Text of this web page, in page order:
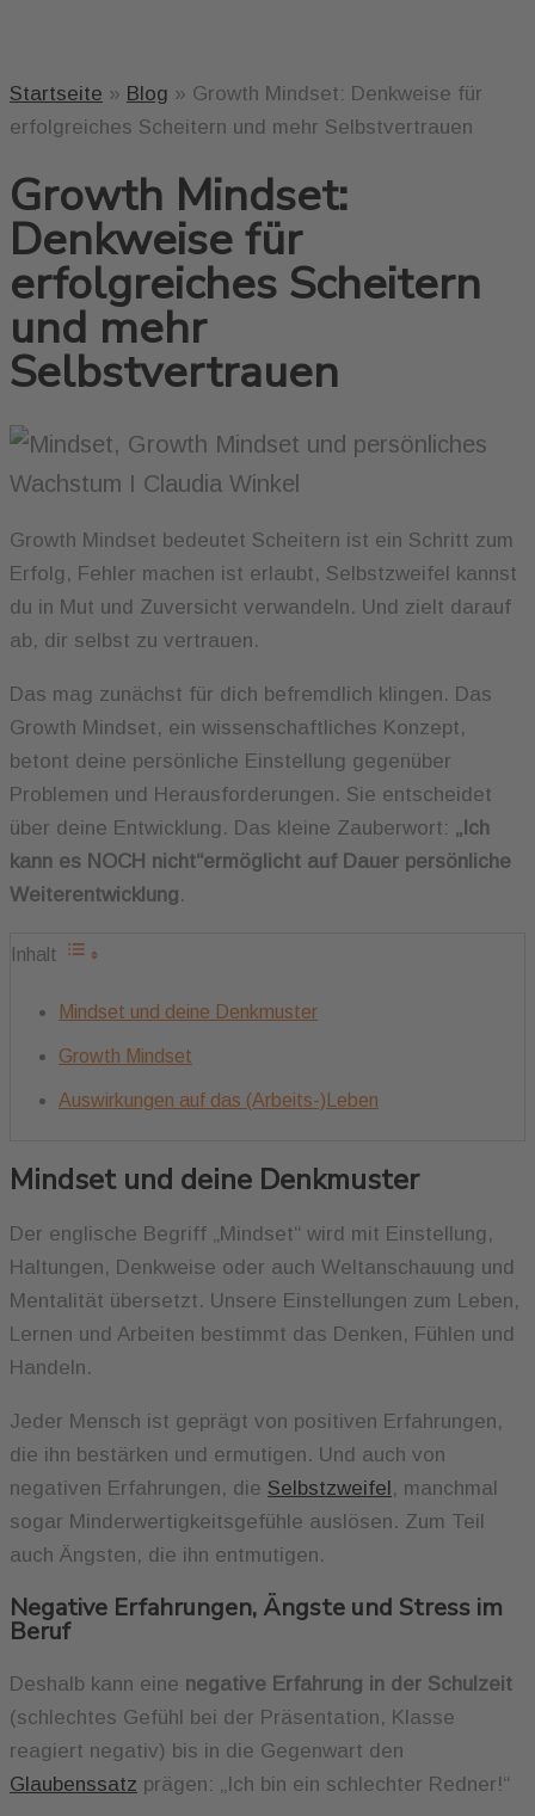
Startseite » Blog » Growth Mindset: Denkweise für
erfolgreiches Scheitern und mehr Selbstvertrauen
Growth Mindset:
Denkweise für
erfolgreiches Scheitern
und mehr
Selbstvertrauen
Growth Mindset bedeutet Scheitern ist ein Schritt zum
Erfolg, Fehler machen ist erlaubt, Selbstzweifel kannst
du in Mut und Zuversicht verwandeln. Und zielt darauf
ab, dir selbst zu vertrauen.
Das mag zunächst für dich befremdlich klingen. Das
Growth Mindset, ein wissenschaftliches Konzept,
betont deine persönliche Einstellung gegenüber
Problemen und Herausforderungen. Sie entscheidet
über deine Entwicklung. Das kleine Zauberwort: „Ich
kann es NOCH nicht“ermöglicht auf Dauer persönliche
Weiterentwicklung.
Inhalt
Mindset und deine Denkmuster
Growth Mindset
Auswirkungen auf das (Arbeits-)Leben
Mindset und deine Denkmuster
Der englische Begriff „Mindset“ wird mit Einstellung,
Haltungen, Denkweise oder auch Weltanschauung und
Mentalität übersetzt. Unsere Einstellungen zum Leben,
Lernen und Arbeiten bestimmt das Denken, Fühlen und
Handeln.
Jeder Mensch ist geprägt von positiven Erfahrungen,
die ihn bestärken und ermutigen. Und auch von
negativen Erfahrungen, die Selbstzweifel, manchmal
sogar Minderwertigkeitsgefühle auslösen. Zum Teil
auch Ängsten, die ihn entmutigen.
Negative Erfahrungen, Ängste und Stress im
Beruf
Deshalb kann eine negative Erfahrung in der Schulzeit
(schlechtes Gefühl bei der Präsentation, Klasse
reagiert negativ) bis in die Gegenwart den
Glaubenssatz prägen: „Ich bin ein schlechter Redner!“